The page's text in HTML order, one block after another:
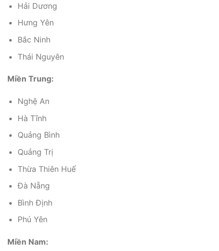
Hải Dương
Hưng Yên
Bắc Ninh
Thái Nguyên
Miền Trung:
Nghệ An
Hà Tĩnh
Quảng Bình
Quảng Trị
Thừa Thiên Huế
Đà Nẵng
Bình Định
Phú Yên
Miền Nam: